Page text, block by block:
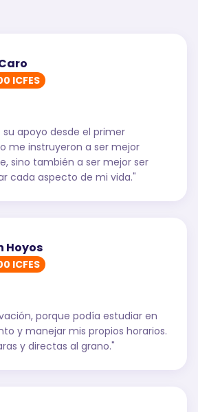
ICFES
su apoyo desde el primer
me instruyeron a ser mejor
sino también a ser mejor ser
cada aspecto de mi vida."
Hoyos
ICFES
porque podía estudiar en
y manejar mis propios horarios.
y directas al grano."